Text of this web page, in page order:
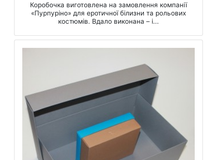
Коробочка виготовлена на замовлення компанії
«Пурпуріно» для еротичної білизни та рольових
костюмів. Вдало виконана – і...